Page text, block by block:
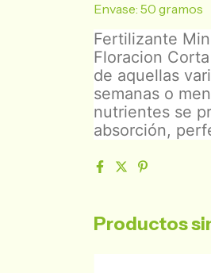
Envase: 50 gramos
Fertilizante
Floracion
de aquellas
semanas o
nutrientes se
absorción,
Productos